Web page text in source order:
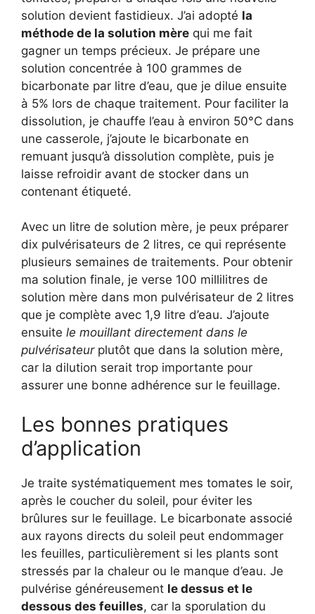
solution devient fastidieux. J’ai adopté la
méthode de la solution mère qui me fait
gagner un temps précieux. Je prépare une
solution concentrée à 100 grammes de
bicarbonate par litre d’eau, que je dilue ensuite
à 5% lors de chaque traitement. Pour faciliter la
dissolution, je chauffe l’eau à environ 50°C dans
une casserole, j’ajoute le bicarbonate en
remuant jusqu’à dissolution complète, puis je
laisse refroidir avant de stocker dans un
contenant étiqueté.
Avec un litre de solution mère, je peux préparer
dix pulvérisateurs de 2 litres, ce qui représente
plusieurs semaines de traitements. Pour obtenir
ma solution finale, je verse 100 millilitres de
solution mère dans mon pulvérisateur de 2 litres
que je complète avec 1,9 litre d’eau. J’ajoute
ensuite le mouillant directement dans le
pulvérisateurplutôt que dans la solution mère,
car la dilution serait trop importante pour
assurer une bonne adhérence sur le feuillage.
Les bonnes pratiques
d’application
Je traite systématiquement mes tomates le soir,
après le coucher du soleil, pour éviter les
brûlures sur le feuillage. Le bicarbonate associé
aux rayons directs du soleil peut endommager
les feuilles, particulièrement si les plants sont
stressés par la chaleur ou le manque d’eau. Je
pulvérise généreusement le dessus et le
dessous des feuilles, car la sporulation du